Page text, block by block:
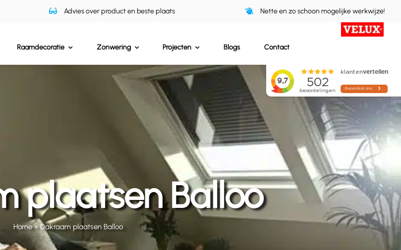
Advies over product en beste plaats Nette en zo schoon mogelijke werkwijze!
Raamdecoratie Zonwering Projecten Blogs Contact
plaatsen Balloo
Home»Dakraam plaatsen Balloo